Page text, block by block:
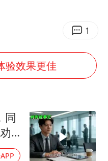
大暴雨
棘2026》阵容官宣
北约”出现
把枪口对准中国记者
构建更高水平的全民健身公共服务体系
1
验效果更佳
同
了